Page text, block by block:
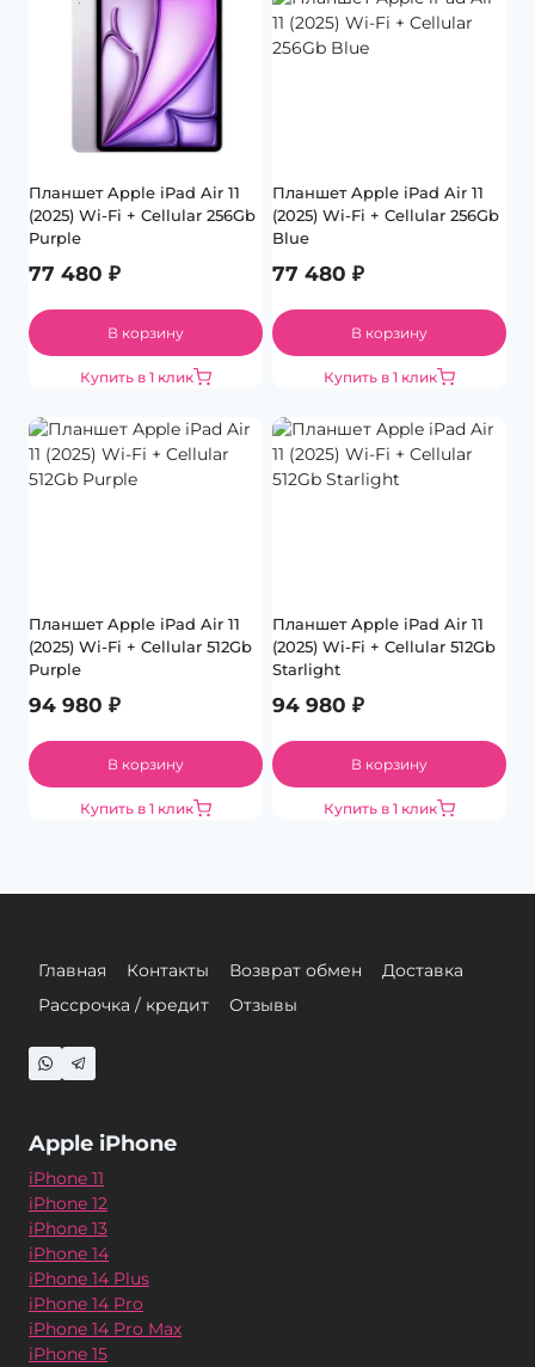
Планшет Apple iPad Air 11
(2025) Wi-Fi + Cellular 256Gb
Purple
77 480 ₽
В корзину
Купить в 1 клик
Планшет Apple iPad Air 11
(2025) Wi-Fi + Cellular 256Gb
Blue
77 480 ₽
В корзину
Купить в 1 клик
Планшет Apple iPad Air 11
(2025) Wi-Fi + Cellular 512Gb
Purple
94 980 ₽
В корзину
Купить в 1 клик
Планшет Apple iPad Air 11
(2025) Wi-Fi + Cellular 512Gb
Starlight
94 980 ₽
В корзину
Купить в 1 клик
Главная Контакты Возврат обмен
Доставка
Рассрочка / кредит
Отзывы
Apple iPhone
iPhone 11
iPhone 12
iPhone 13
iPhone 14
iPhone 14 Plus
iPhone 14 Pro
iPhone 14 Pro Max
iPhone 15